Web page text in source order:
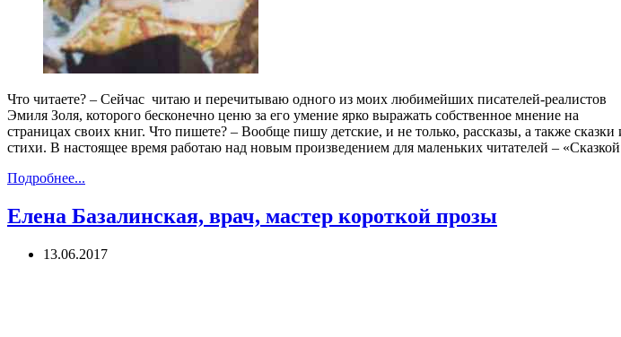
Что читаете? – Сейчас читаю и перечитываю одного из моих любимейших писателей-реалистов
Эмиля Золя, которого бесконечно ценю за его умение ярко выражать собственное мнение на
страницах своих книг. Что пишете? – Вообще пишу детские, и не только, рассказы, а также сказки
стихи. В настоящее время работаю над новым произведением для маленьких читателей –
Подробнее...
Елена Базалинская, врач, мастер короткой прозы
13.06.2017